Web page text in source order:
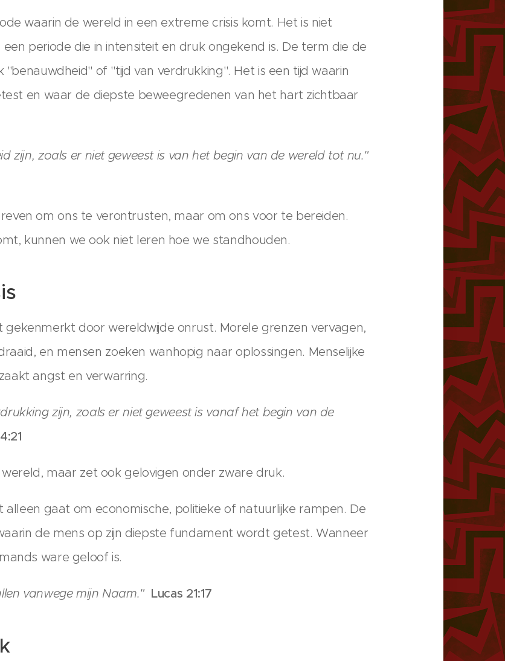
waarin de wereld in een extreme crisis komt. Het is niet
periode die in intensiteit en druk ongekend is. De term die de
"benauwdheid" of "tijd van verdrukking". Het is een tijd waarin
en waar de diepste beweegredenen van het hart zichtbaar
zijn, zoals er niet geweest is van het begin van de wereld tot nu."
om ons te verontrusten, maar om ons voor te bereiden.
kunnen we ook niet leren hoe we standhouden.
gekenmerkt door wereldwijde onrust. Morele grenzen vervagen,
en mensen zoeken wanhopig naar oplossingen. Menselijke
angst en verwarring.
zijn, zoals er niet geweest is vanaf het begin van de
maar zet ook gelovigen onder zware druk.
gaat om economische, politieke of natuurlijke rampen. De
de mens op zijn diepste fundament wordt getest. Wanneer
ware geloof is.
vanwege mijn Naam." Lucas 21:17